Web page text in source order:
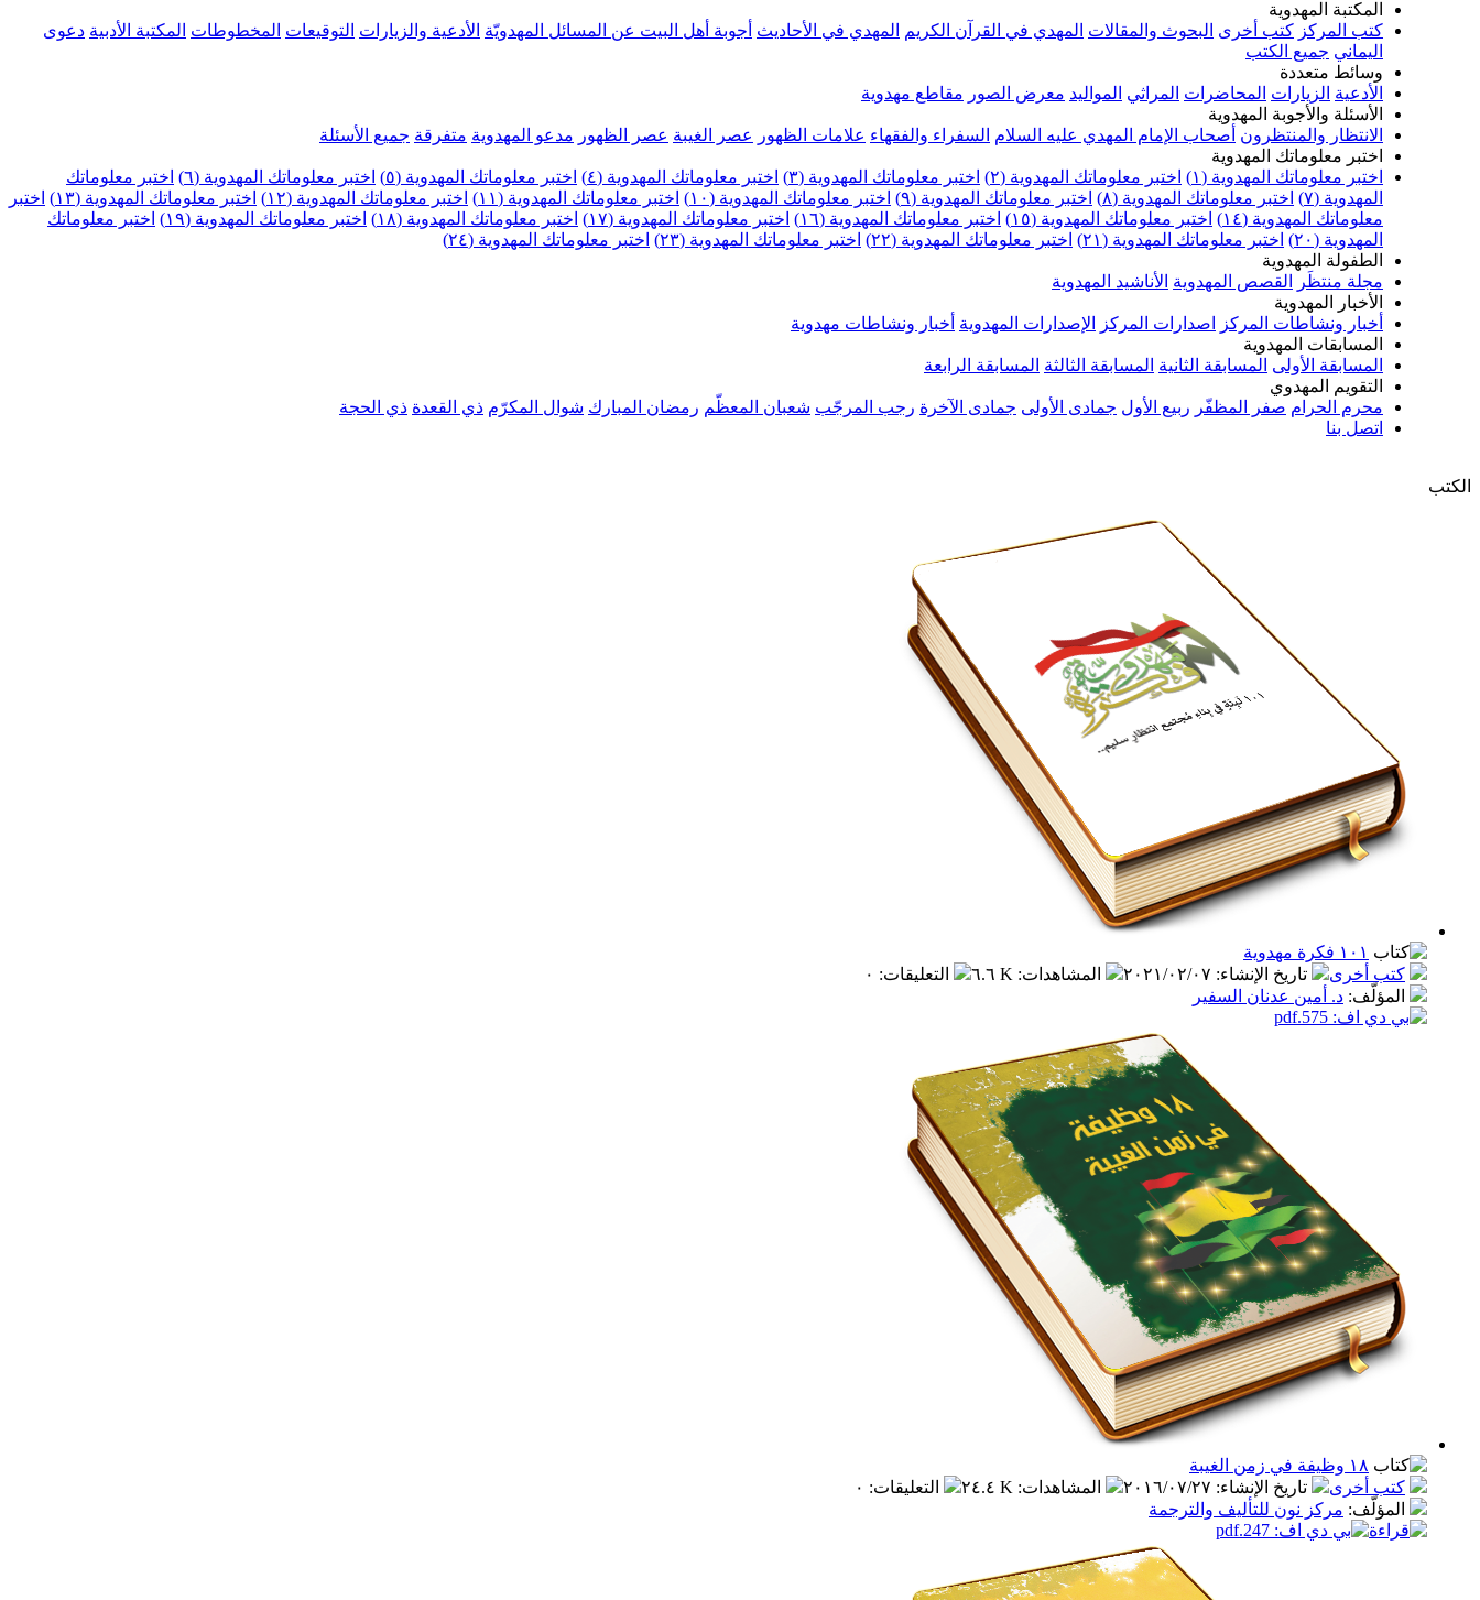
المكتبة المهدوية
كتب المركز كتب أخرى البحوث والمقالات المهدي في القرآن الكريم المهدي في الأحاديث أجوبة أهل البيت عن المسائل المهدويّة الأدعية والزيارات التوقيعات المخطوطات المكتبة الأدبية دعوى
اليماني جميع الكتب
وسائط متعددة
الأدعية الزيارات المحاضرات المراثي المواليد معرض الصور مقاطع مهدوية
الأسئلة والأجوبة المهدوية
الانتظار والمنتظرون أصحاب الإمام المهدي عليه السلام السفراء والفقهاء علامات الظهور عصر الغيبة عصر الظهور مدعو المهدوية متفرقة جميع الأسئلة
اختبر معلوماتك المهدوية
اختبر معلوماتك المهدوية (١)
اختبر معلوماتك المهدوية (٢) اختبر معلوماتك المهدوية (٣) اختبر معلوماتك المهدوية (٤) اختبر معلوماتك المهدوية (٥) اختبر معلوماتك المهدوية (٦)
اختبر معلوماتك
المهدوية (٧)
اختبر معلوماتك المهدوية (٨) اختبر معلوماتك المهدوية (٩) اختبر معلوماتك المهدوية (١٠) اختبر معلوماتك المهدوية (١١) اختبر معلوماتك المهدوية (١٢) اختبر معلوماتك المهدوية (١٣)
اختبر
معلوماتك المهدوية (١٤)
اختبر معلوماتك المهدوية (١٥) اختبر معلوماتك المهدوية (١٦) اختبر معلوماتك المهدوية (١٧) اختبر معلوماتك المهدوية (١٨) اختبر معلوماتك المهدوية (١٩)
اختبر معلوماتك
المهدوية (٢٠)
اختبر معلوماتك المهدوية (٢١) اختبر معلوماتك المهدوية (٢٢) اختبر معلوماتك المهدوية (٢٣)
اختبر معلوماتك المهدوية (٢٤)
الطفولة المهدوية
مجلة منتظَر
القصص المهدوية الأناشيد المهدوية
الأخبار المهدوية
أخبار ونشاطات المركز
اصدارات المركز الإصدارات المهدوية أخبار ونشاطات مهدوية
المسابقات المهدوية
المسابقة الأولى المسابقة الثانية المسابقة الثالثة المسابقة الرابعة
التقويم المهدوي
محرم الحرام صفر المظفّر ربيع الأول جمادى الأولى جمادى الآخرة رجب المرجّب شعبان المعظّم رمضان المبارك شوال المكرّم ذي القعدة ذي الحجة
اتصل بنا
الكتب
١٠١ فكرة مهدوية
كتب أخرى
تاريخ الإنشاء: ٢٠٢١/٠٢/٠٧ المشاهدات: ٦.٦ K التعليقات: ٠
المؤلّف: د. أمين عدنان السفير
١٨ وظيفة في زمن الغيبة
كتب أخرى
تاريخ الإنشاء: ٢٠١٦/٠٧/٢٧ المشاهدات: ٢٤.٤ K التعليقات: ٠
المؤلّف: مركز نون للتأليف والترجمة